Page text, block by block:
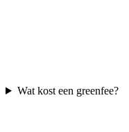
Wat kost een greenfee?